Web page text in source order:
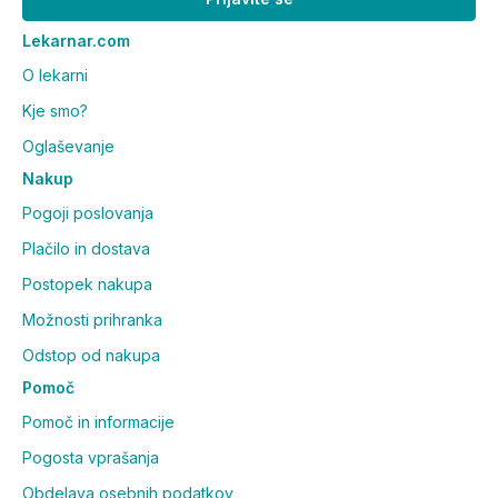
Shranjevati nedosegljivo otrokom!
Proizvajalec:
ALKALOID AD Skopje, Blvd. Aleksandar Makedonski
12, 1000 Skopje, Republika Severna Makedonija
Šlandrova ulica 4, 1231 Ljubljana-Črnuče, Slovenija
Lekarnar.com
O lekarni
Kje smo?
Oglaševanje
Nakup
Pogoji poslovanja
Plačilo in dostava
Postopek nakupa
Možnosti prihranka
Odstop od nakupa
Pomoč
Pomoč in informacije
Pogosta vprašanja
Obdelava osebnih podatkov